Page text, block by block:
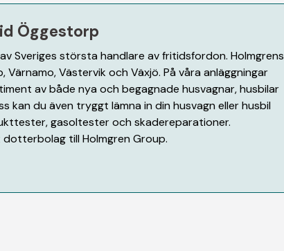
Öggestorp
Sveriges största handlare av fritidsfordon. Holmgrens
Värnamo, Västervik och Växjö. På våra anläggningar
av både nya och begagnade husvagnar, husbilar
kan du även tryggt lämna in din husvagn eller husbil
gasoltester och skadereparationer.
till Holmgren Group.